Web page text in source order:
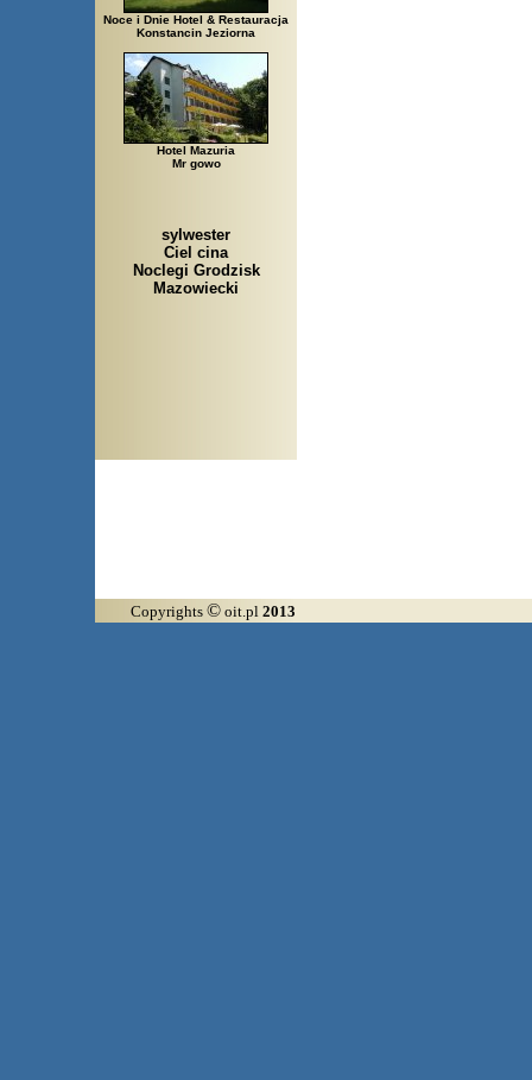
Noce i Dnie Hotel & Restauracja
Konstancin Jeziorna
Hotel Mazuria
Mr gowo
sylwester
Ciel cina
Noclegi Grodzisk
Mazowiecki
Copyrights © oit.pl 2013